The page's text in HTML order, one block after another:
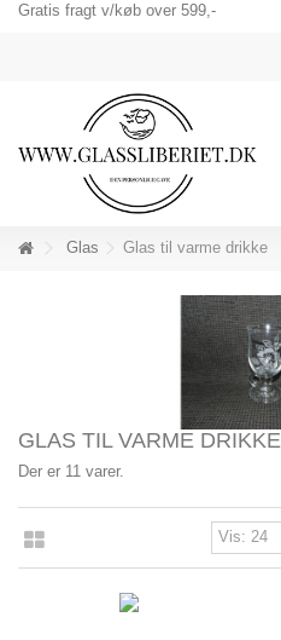
Gratis fragt v/køb over 599,-
Glas Glas til varme drikke
GLAS TIL VARME DRIKKE
Der er 11 varer.